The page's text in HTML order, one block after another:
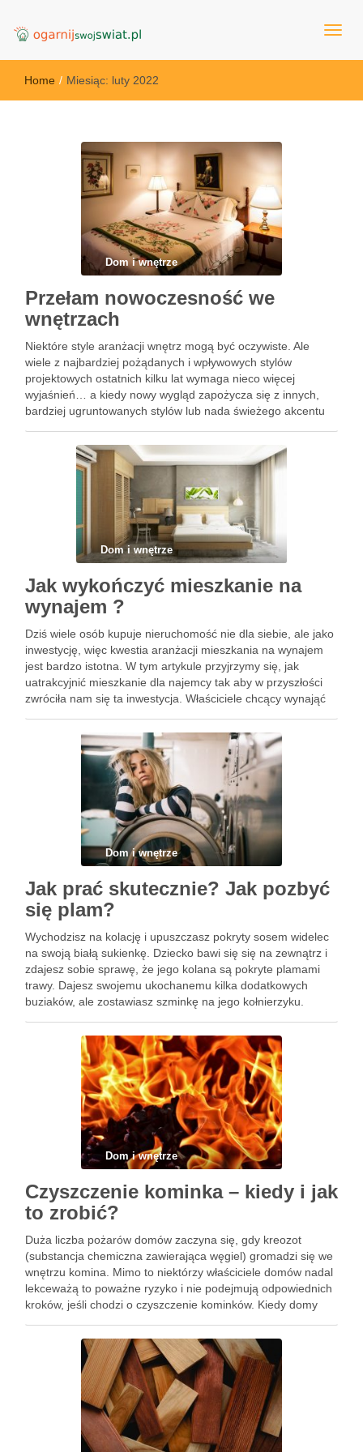
OgarnijSwojSwiat.pl
Home / Miesiąc: luty 2022
Dom i wnętrze
Przełam nowoczesność we
wnętrzach
Niektóre style aranżacji wnętrz mogą być oczywiste. Ale
wiele z najbardziej pożądanych i wpływowych stylów
projektowych ostatnich kilku lat wymaga nieco więcej
wyjaśnień… a kiedy nowy wygląd zapożycza się z innych,
bardziej ugruntowanych stylów lub nada świeżego akcentu
Jeśli nie możesz odróżnić minimalistycznego wnętrza …
Dom i wnętrze
Jak wykończyć mieszkanie na
wynajem ?
Dziś wiele osób kupuje nieruchomość nie dla siebie, ale jako
inwestycję, więc kwestia aranżacji mieszkania na wynajem
jest bardzo istotna. W tym artykule przyjrzymy się, jak
uatrakcyjnić mieszkanie dla najemcy tak aby w przyszłości
zwróciła nam się ta inwestycja. Właściciele chcący wynająć
Dom i wnętrze
Jak prać skutecznie? Jak pozbyć
się plam?
Wychodzisz na kolację i upuszczasz pokryty sosem widelec
na swoją białą sukienkę. Dziecko bawi się się na zewnątrz i
zdajesz sobie sprawę, że jego kolana są pokryte plamami
trawy. Dajesz swojemu ukochanemu kilka dodatkowych
buziaków, ale zostawiasz szminkę na jego kołnierzyku.
Dom i wnętrze
Czyszczenie kominka – kiedy i jak
to zrobić?
Duża liczba pożarów domów zaczyna się, gdy kreozot
(substancja chemiczna zawierająca węgiel) gromadzi się we
wnętrzu komina. Mimo to niektórzy właściciele domów nadal
lekceważą to poważne ryzyko i nie podejmują odpowiednich
kroków, jeśli chodzi o czyszczenie kominków. Kiedy domy
poszukiwano kominiarzy, ponieważ XIX-wieczni …